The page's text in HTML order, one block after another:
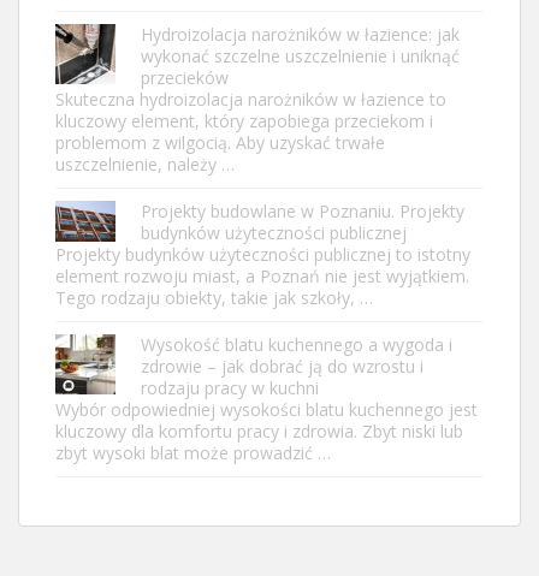
Hydroizolacja narożników w łazience: jak
wykonać szczelne uszczelnienie i uniknąć
przecieków
Skuteczna hydroizolacja narożników w łazience to
kluczowy element, który zapobiega przeciekom i
problemom z wilgocią. Aby uzyskać trwałe
uszczelnienie, należy …
Projekty budowlane w Poznaniu. Projekty
budynków użyteczności publicznej
Projekty budynków użyteczności publicznej to istotny
element rozwoju miast, a Poznań nie jest wyjątkiem.
Tego rodzaju obiekty, takie jak szkoły, …
Wysokość blatu kuchennego a wygoda i
zdrowie – jak dobrać ją do wzrostu i
rodzaju pracy w kuchni
Wybór odpowiedniej wysokości blatu kuchennego jest
kluczowy dla komfortu pracy i zdrowia. Zbyt niski lub
zbyt wysoki blat może prowadzić …